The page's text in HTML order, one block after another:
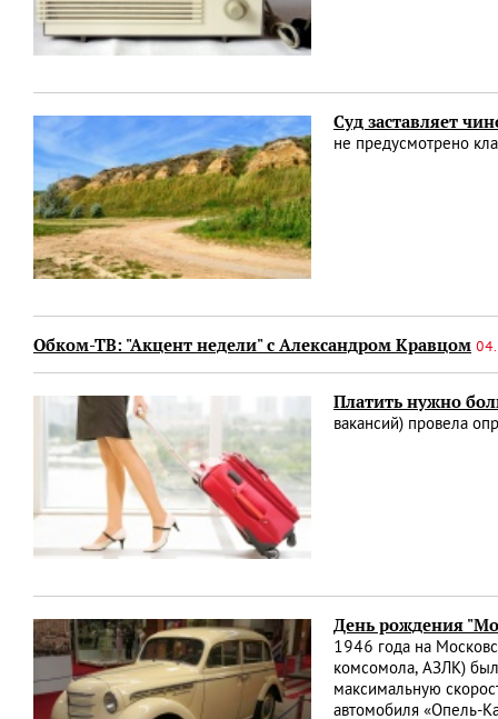
Суд заставляет
не предусмотрено
Обком-ТВ: "Акцент недели" с Александром Кравцом
Платить нужно
вакансий) провела
День рождения
1946 года на
комсомола, АЗЛК) был
максимальную
автомобиля «Опель-